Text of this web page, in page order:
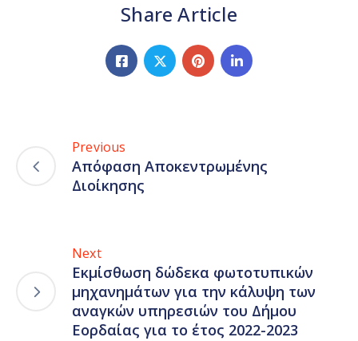
Share Article
Previous
Απόφαση Αποκεντρωμένης
Διοίκησης
Next
Εκμίσθωση δώδεκα φωτοτυπικών
μηχανημάτων για την κάλυψη των
αναγκών υπηρεσιών του Δήμου
Εορδαίας για το έτος 2022-2023